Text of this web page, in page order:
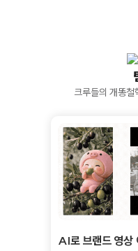
크루들의 개똥철
AI로 브랜드 영상